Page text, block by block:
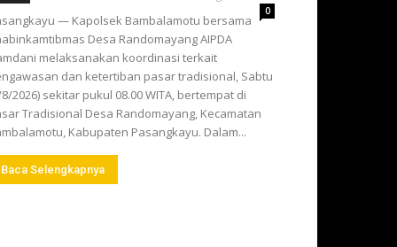
0
— Kapolsek Bambalamotu bersama
Desa Randomayang AIPDA
melaksanakan koordinasi terkait
dan ketertiban pasar tradisional, Sabtu
2026) sekitar pukul 08.00 WITA, bertempat di
Tradisional Desa Randomayang, Kecamatan
Kabupaten Pasangkayu. Dalam...
Baca Selengkapnya